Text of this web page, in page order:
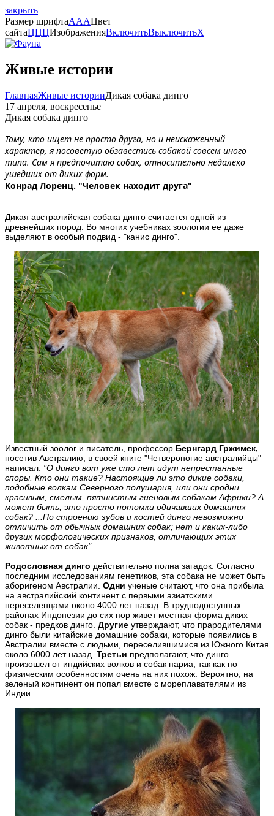
закрыть
Размер шрифтаAAAЦвет
сайтаЦЦЦИзображенияВключитьВыключитьX
Живые истории
ГлавнаяЖивые историиДикая собака динго
17 апреля, воскресенье
Дикая собака динго
Тому, кто ищет не просто друга, но и неискаженный
характер, я посоветую обзавестись собакой совсем иного
типа. Сам я предпочитаю собак, относительно недалеко
ушедших от диких форм.
Конрад Лоренц. "Человек находит друга"
Дикая австралийская собака динго считается одной из
древнейших пород. Во многих учебниках зоологии ее даже
выделяют в особый подвид - "канис динго".
Известный зоолог и писатель, профессор Бернгард Гржимек,
посетив Австралию, в своей книге "Четвероногие австралийцы"
написал: "О динго вот уже сто лет идут непрестанные
споры. Кто они такие? Настоящие ли это дикие собаки,
подобные волкам Северного полушария, или они сродни
красивым, смелым, пятнистым гиеновым собакам Африки? А
может быть, это просто потомки одичавших домашних
собак? ...По строению зубов и костей динго невозможно
отличить от обычных домашних собак; нет и каких-либо
других морфологических признаков, отличающих этих
животных от собак".
Родословная динго действительно полна загадок. Согласно
последним исследованиям генетиков, эта собака не может быть
аборигеном Австралии. Одни ученые считают, что она прибыла
на австралийский континент с первыми азиатскими
переселенцами около 4000 лет назад. В труднодоступных
районах Индонезии до сих пор живет местная форма диких
собак - предков динго. Другие утверждают, что прародителями
динго были китайские домашние собаки, которые появились в
Австралии вместе с людьми, переселившимися из Южного Китая
около 6000 лет назад. Третьи предполагают, что динго
произошел от индийских волков и собак париа, так как по
физическим особенностям очень на них похож. Вероятно, на
зеленый континент он попал вместе с мореплавателями из
Индии.